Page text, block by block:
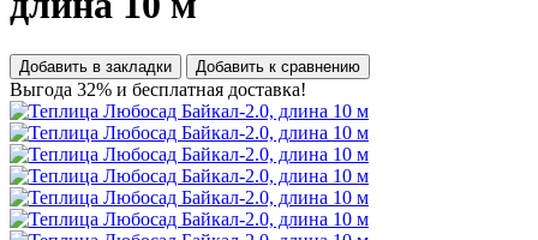
Добавить в закладки Добавить к сравнению
Выгода 32% и бесплатная доставка!